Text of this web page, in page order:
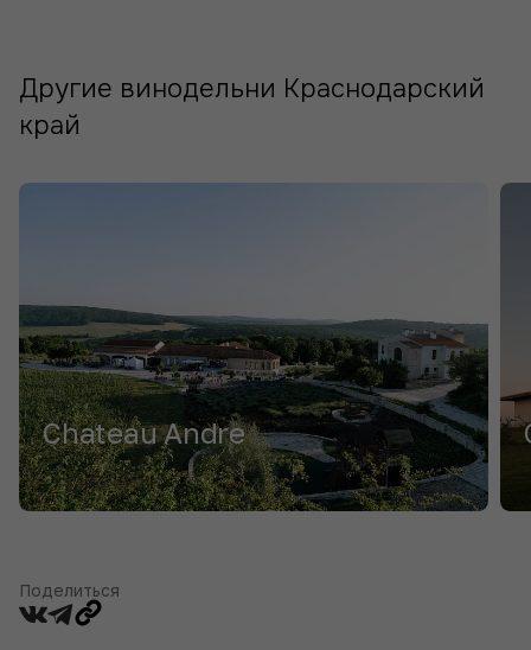
Другие винодельни Краснодарский
край
Chateau Andre
Поделиться